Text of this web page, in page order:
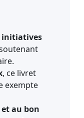
initiatives
, ce livret
exempte
au bon